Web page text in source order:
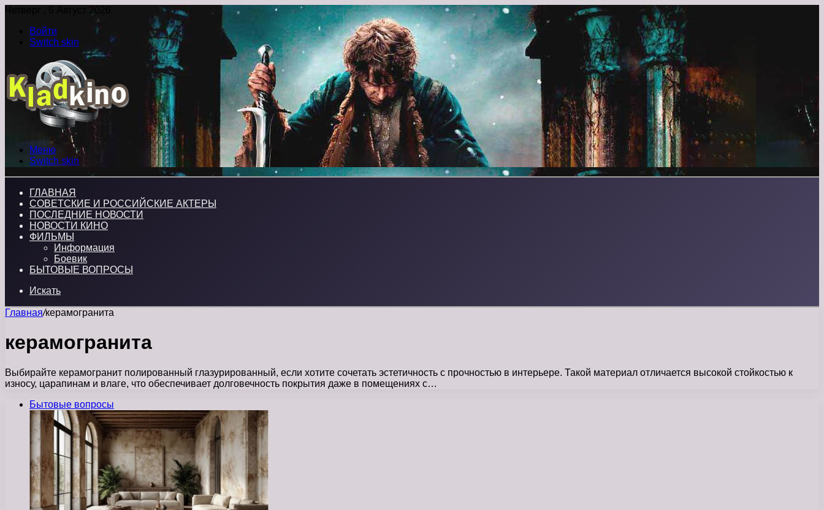
Четверг , 6 Август 2026
Войти
Switch skin
Меню
Switch skin
ГЛАВНАЯ
СОВЕТСКИЕ И РОССИЙСКИЕ АКТЕРЫ
ПОСЛЕДНИЕ НОВОСТИ
НОВОСТИ КИНО
ФИЛЬМЫ
Информация
Боевик
БЫТОВЫЕ ВОПРОСЫ
Искать
Главная/керамогранита
керамогранита
Выбирайте керамогранит полированный глазурированный, если хотите сочетать эстетичность с прочностью в интерьере. Такой материал отличается высокой стойкостью к
износу, царапинам и влаге, что обеспечивает долговечность покрытия даже в помещениях с…
Бытовые вопросы